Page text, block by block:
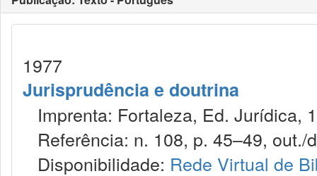
1977
Jurisprudência e doutrina
Imprenta: Fortaleza, Ed. Jurídica,
Referência: n. 108, p. 45–49, out./
Disponibilidade: Rede Virtual de